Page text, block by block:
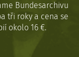
Bundesarchivu
tři roky a cena se
okolo 16 €.